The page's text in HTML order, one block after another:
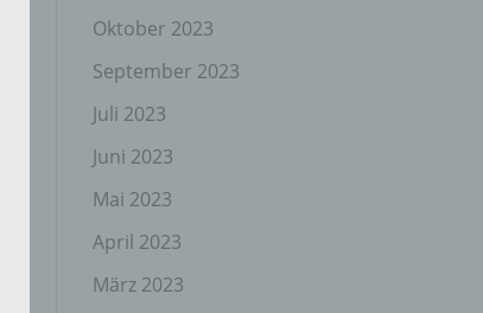
Oktober 2023
September 2023
Juli 2023
Juni 2023
Mai 2023
April 2023
März 2023